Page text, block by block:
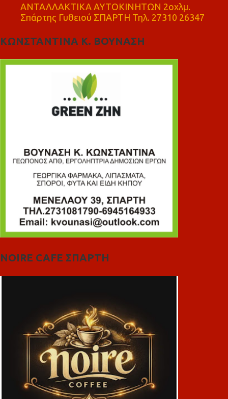
ΑΝΤΑΛΛΑΚΤΙΚΑ ΑΥΤΟΚΙΝΗΤΩΝ 2οχλμ.
Σπάρτης Γυθειού ΣΠΑΡΤΗ Τηλ. 27310 26347
ΚΩΝΣΤΑΝΤΙΝΑ Κ. ΒΟΥΝΑΣΗ
NOIRE CAFE ΣΠΑΡΤΗ